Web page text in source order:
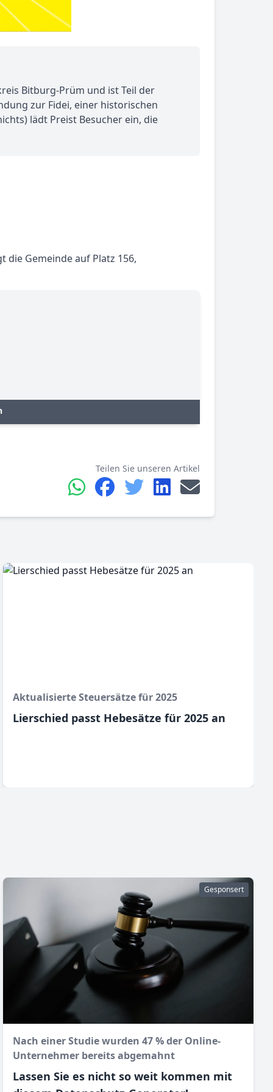
Bitburg-Prüm und ist Teil der
zur Fidei, einer historischen
lädt Preist Besucher ein, die
die Gemeinde auf Platz 156,
Teilen Sie unseren Artikel
Aktualisierte Steuersätze für 2025
Lierschied passt Hebesätze für 2025 an
Gesponsert
Nach einer Studie wurden 47 % der Online-
Unternehmer bereits abgemahnt
Lassen Sie es nicht so weit kommen mit